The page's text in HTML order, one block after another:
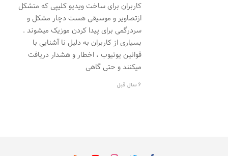
کاربران برای ساخت ویدیو کلیپی که متشکل
ازتصاویر و موسیقی هست دچار مشکل و
سردرگمی برای پیدا کردن موزیک میشوند .
بسیاری از کاربران به دلیل نا آشنایی با
قوانین یوتیوب ، اخطار و هشدار دریافت
میکنند و حتی گاهی
6 سال قبل